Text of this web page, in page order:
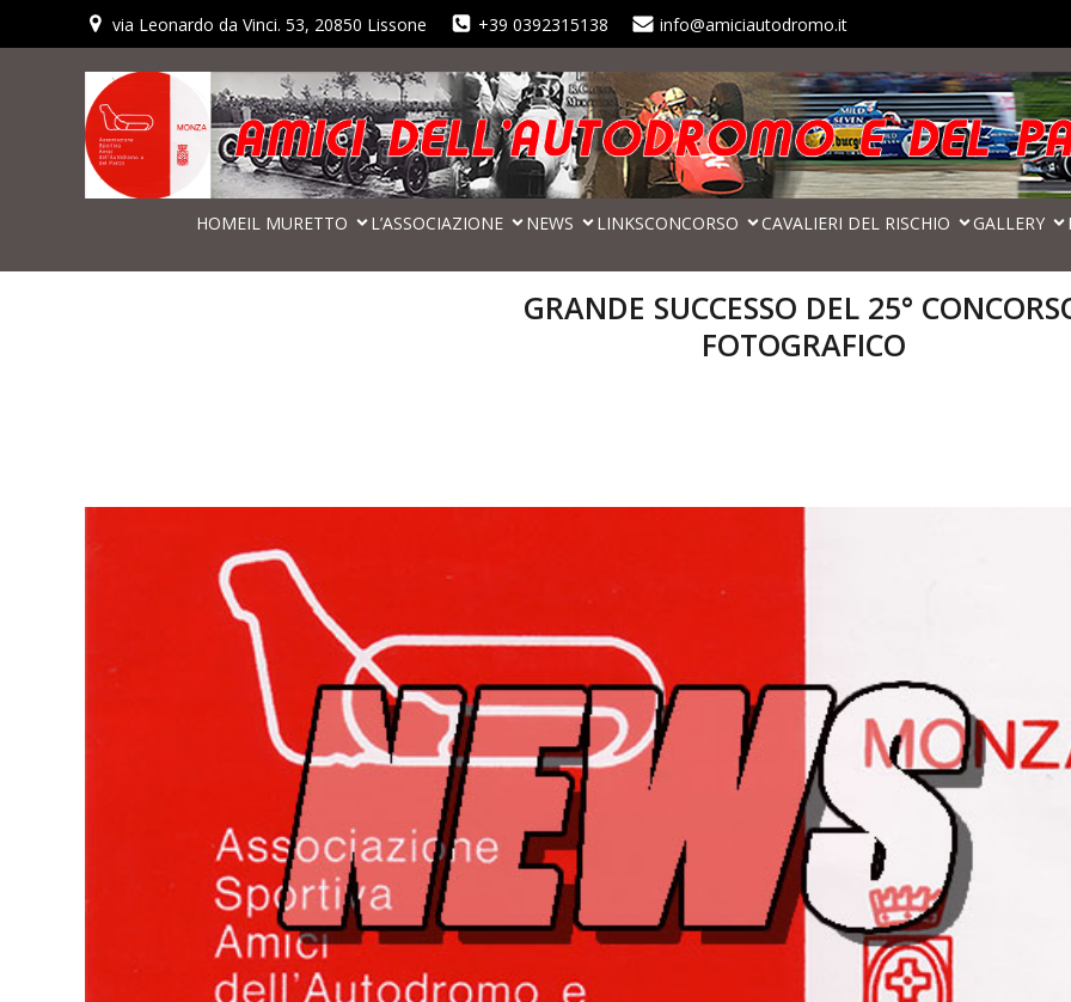
via Leonardo da Vinci. 53, 20850 Lissone +39 0392315138 info@amiciautodromo.it
HOMEIL MURETTO L’ASSOCIAZIONE NEWS LINKSCONCORSO CAVALIERI DEL RISCHIO GALLERY
GRANDE SUCCESSO DEL 25°
FOTOGRAFICO